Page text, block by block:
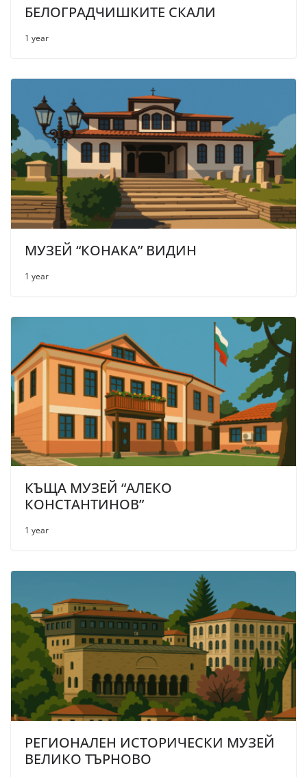
БЕЛОГРАДЧИШКИТЕ СКАЛИ
1 year
МУЗЕЙ “КОНАКА” ВИДИН
1 year
КЪЩА МУЗЕЙ “АЛЕКО
КОНСТАНТИНОВ”
1 year
РЕГИОНАЛЕН ИСТОРИЧЕСКИ МУЗЕЙ
ВЕЛИКО ТЪРНОВО